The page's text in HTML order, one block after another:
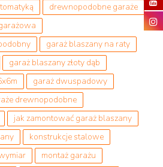
drewnopodobne garaże
garaż blaszany na raty
garaż blaszany złoty dąb
garaż dwuspadowy
drewnopodobne
jak zamontować garaż blaszany
konstrukcje stalowe
montaż garażu